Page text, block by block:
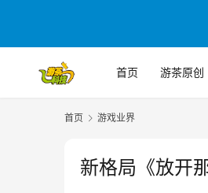
首页 游茶原创
首页 游戏业界
新格局《放开